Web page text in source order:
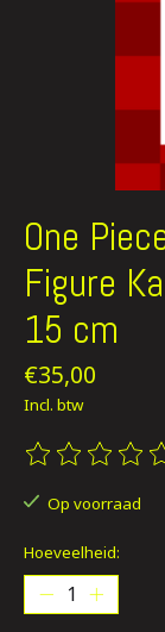
One
Figure
15 cm
€35,00
Incl. btw
De
Op voorraad
Hoeveelheid: